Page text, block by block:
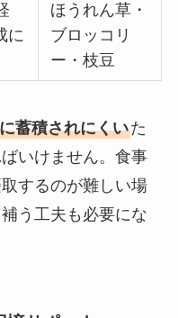
に
ほうれん草・
ブロッコリ
ー・枝豆
蓄積されにくいた
いけません。食事
するのが難しい場
う工夫も必要にな